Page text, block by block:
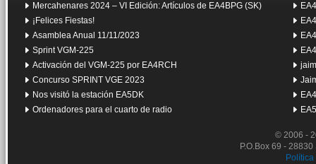
Mercahenares 2024 – VI Edición: Artículos de EA4BPG (SK)
¡Felices Fiestas!
Asamblea Anual 11/11/2023
Sprint VGM-225
Activación del VGM-225 por EA4RCH
Concurso SPRINT VGE 2023
Nos visitó la estación EA5DK
Ordenadores para el cuarto de radio
© 2006 -
P.O.Box 69 -